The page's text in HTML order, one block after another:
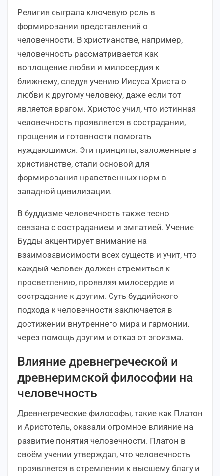
Религия сыграла ключевую роль в
формировании представлений о
человечности. В христианстве, например,
человечность рассматривается как
воплощение любви и милосердия к
ближнему, следуя учению Иисуса Христа о
любви к другому человеку, даже если тот
является врагом. Христос учил, что истинная
человечность проявляется в сострадании,
прощении и готовности помогать
нуждающимся. Эти принципы, заложенные в
христианстве, стали основой для
формирования нравственных норм в
западной цивилизации.
В буддизме человечность также тесно
связана с состраданием и эмпатией. Учение
Будды акцентирует внимание на
взаимозависимости всех существ и учит, что
каждый человек должен стремиться к
просветлению, проявляя милосердие и
сострадание к другим. Суть буддийского
подхода к человечности заключается в
достижении внутреннего мира и гармонии,
через помощь другим и отказ от эгоизма.
Влияние древнегреческой и
древнеримской философии на
человечность
Древнегреческие философы, такие как Платон
и Аристотель, оказали огромное влияние на
развитие понятия человечности. Платон в
своём учении утверждал, что человечность
проявляется в стремлении к высшему благу и